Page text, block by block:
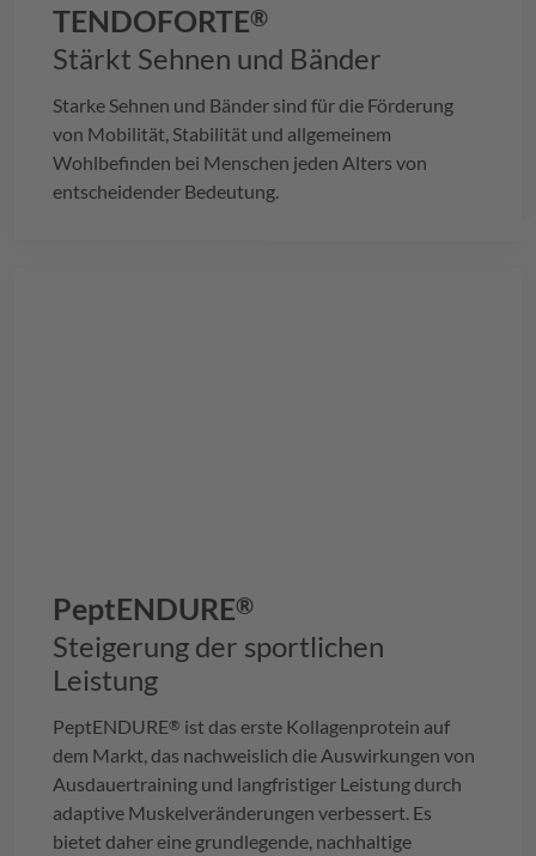
TENDOFORTE®
Stärkt Sehnen und Bänder
Starke Sehnen und Bänder sind für die Förderung
von Mobilität, Stabilität und allgemeinem
Wohlbefinden bei Menschen jeden Alters von
entscheidender Bedeutung.
PeptENDURE®
Steigerung der sportlichen
Leistung
PeptENDURE® ist das erste Kollagenprotein auf
dem Markt, das nachweislich die Auswirkungen von
Ausdauertraining und langfristiger Leistung durch
adaptive Muskelveränderungen verbessert. Es
bietet daher eine grundlegende, nachhaltige